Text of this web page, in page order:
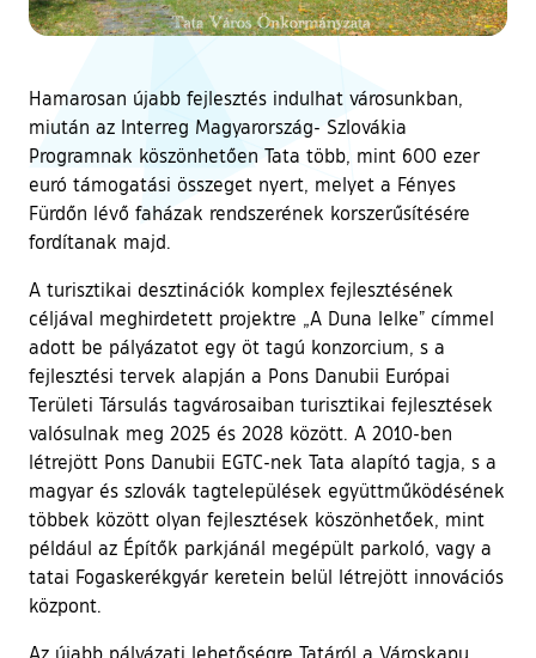
Hamarosan újabb fejlesztés indulhat városunkban,
miután az Interreg Magyarország- Szlovákia
Programnak köszönhetően Tata több, mint 600 ezer
euró támogatási összeget nyert, melyet a Fényes
Fürdőn lévő faházak rendszerének korszerűsítésére
fordítanak majd.
A turisztikai desztinációk komplex fejlesztésének
céljával meghirdetett projektre „A Duna lelke” címmel
adott be pályázatot egy öt tagú konzorcium, s a
fejlesztési tervek alapján a Pons Danubii Európai
Területi Társulás tagvárosaiban turisztikai fejlesztések
valósulnak meg 2025 és 2028 között. A 2010-ben
létrejött Pons Danubii EGTC-nek Tata alapító tagja, s a
magyar és szlovák tagtelepülések együttműködésének
többek között olyan fejlesztések köszönhetőek, mint
például az Építők parkjánál megépült parkoló, vagy a
tatai Fogaskerékgyár keretein belül létrejött innovációs
központ.
Az újabb pályázati lehetőségre Tatáról a Városkapu